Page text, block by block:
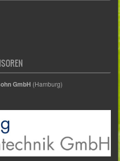
GmbH (Hamburg)